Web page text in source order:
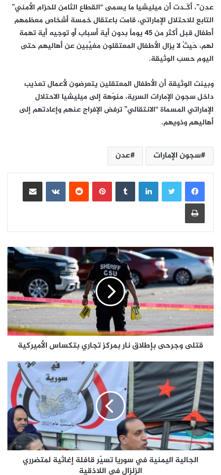
عدن”، أكّـدت أن ميليشيا ما يسمى “القطاع الثامن للحزام الأمني”
التابع للاحتلال الإماراتي، قامت باعتقال خمسة أشخاص معظمهم
أطفال قبل أكثر من 45 يوماً بدون أية أسباب أَو توجيه أية تهمة
لهم، حَيثُ لا يزال الأطفال المعتقلون مغيَّبين عن أهاليهم حتى
اليوم حسب الوثيقة.
وبينت الوثيقة أن الأطفال المعتقلين يتعرضون لأعمال تعذيب
داخل سجون الإمارات السرية، منوّهة إلى ميليشيا الاحتلال
الإماراتي المسماة “الانتقالي” ترفض الإفراج عنهم وإعادتهم إلى
أهاليهم وذويهم.
سجون الإمارات عدن
لينكدإن بينتيريست
مشاركة عبر البريد
طباعة
قتلى وجرحى بإطلاق نار بمركز تجاري بتكساس الأميركية
الجالية اليمنية في سوريا تسيّر قافلة إغاثية لمتضرري
الزلزال في اللاذقية